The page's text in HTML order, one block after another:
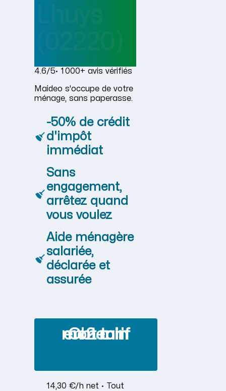
4.6/5· 1 000+ avis vérifiés
Maideo s'occupe de votre
ménage, sans paperasse.
-50% de crédit
d'impôt
immédiat
Sans
engagement,
arrêtez quand
vous voulez
Aide ménagère
salariée,
déclarée et
assurée
Obtenir mon tarif en 2 min
14,30 €/h net · Tout